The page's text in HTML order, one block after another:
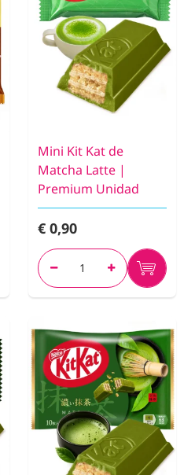
Mini Kit Kat de
Matcha Latte |
Premium Unidad
€ 0,90